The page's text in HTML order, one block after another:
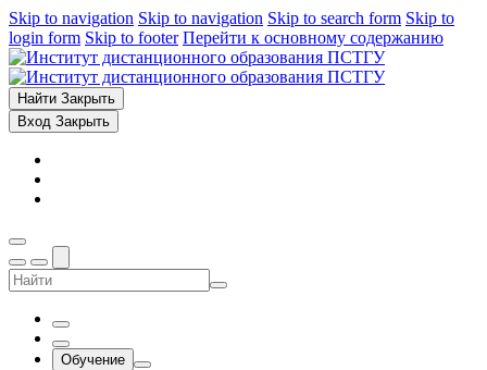
Skip to navigation Skip to navigation Skip to search form Skip to
login form Skip to footer Перейти к основному содержанию
Найти Закрыть
Вход Закрыть
Обучение